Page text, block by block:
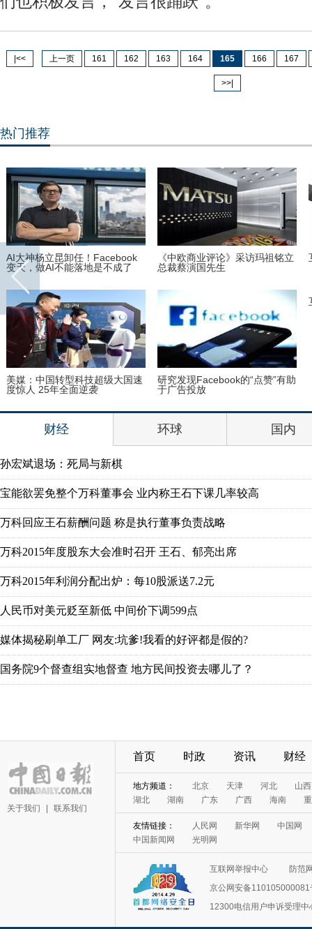
|<< 上一页 161 162 163 164 165 166 167
>>|
关于我们 联系我们
首页 时政 资讯 财经
互联网举报中心
防范
京公网安备110105000081
12300电信用户申诉受理中